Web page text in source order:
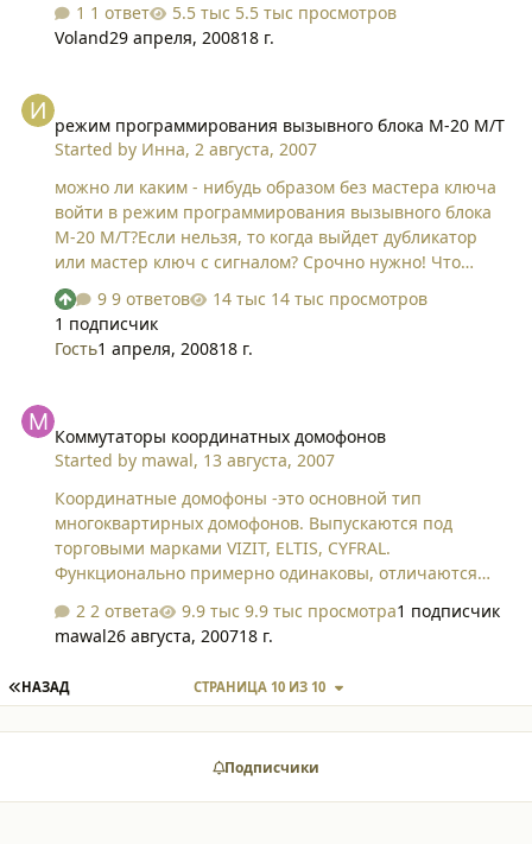
Цифрал, Метаком) и с финализацией. Может проще и
купить, но мы не ищем легких путей.... К томуже кое
), может описалово какое есть.... Буду благодарен...
Еще интересно как финализация болванки
происходит, на сколько я понял она аппаратна.
1 ответ
5.5 тыс просмотров
Voland29 апреля, 200818 г.
режим программирования вызывного блока M-20 M/T
Started by Инна, 2 августа, 2007
можно ли каким - нибудь образом без мастера ключа
войти в режим программирования вызывного блока
M-20 M/T?Если нельзя, то когда выйдет дубликатор
или мастер ключ с сигналом? Срочно нужно! Что
только не пробовали, но никак не выходит.
9 ответов
14 тыс просмотров
1 подписчик
Гость1 апреля, 200818 г.
Коммутаторы координатных домофонов
Started by mawal, 13 августа, 2007
Координатные домофоны -это основной тип
многоквартирных домофонов. Выпускаются под
торговыми марками VIZIT, ELTIS, CYFRAL.
Функционально примерно одинаковы, отличаются
многоэтажного домофона входит коммутатор, обычно
в виде отдельного функционально законченного
абонентским устройствам АУ (трубкам) клиентов.
вызываемым номером и правильная передача
аналоговых сигналов между АУ и вызывной панелью.
2 ответа 9.9 тыс просмотра1 подписчик
mawal26 августа, 200718 г.
ПЕРВАЯ СТРАНИЦА
НАЗАД СТРАНИЦА 10 ИЗ 10
Подписчики